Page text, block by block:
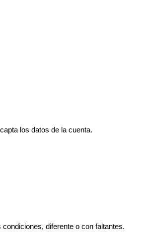
los datos de la cuenta.
diferente o con faltantes.